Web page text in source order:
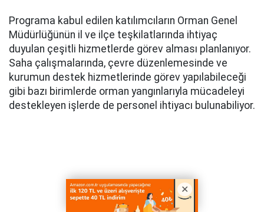
Programa kabul edilen katılımcıların Orman Genel
Müdürlüğünün il ve ilçe teşkilatlarında ihtiyaç
duyulan çeşitli hizmetlerde görev alması planlanıyor.
Saha çalışmalarında, çevre düzenlemesinde ve
kurumun destek hizmetlerinde görev yapılabileceği
gibi bazı birimlerde orman yangınlarıyla mücadeleyi
destekleyen işlerde de personel ihtiyacı bulunabiliyor.